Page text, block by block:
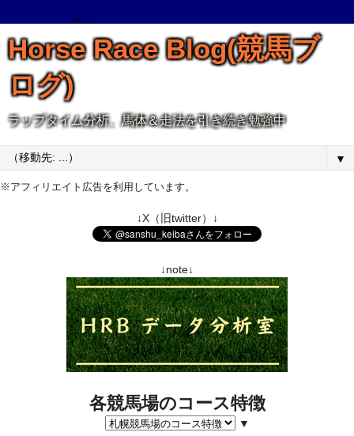
Horse Race Blog(競馬ブ
ログ)
ラップタイム分析、馬体＆走法を引き続き勉強中
▼
※アフィリエイト広告を利用しています。
↓X（旧twitter）↓
↓note↓
各競馬場のコース特徴
▼